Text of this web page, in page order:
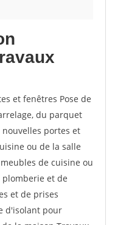
et fenêtres Pose de
du parquet
portes et
ou de la salle
de cuisine ou
plomberie et de
et de prises
d'isolant pour